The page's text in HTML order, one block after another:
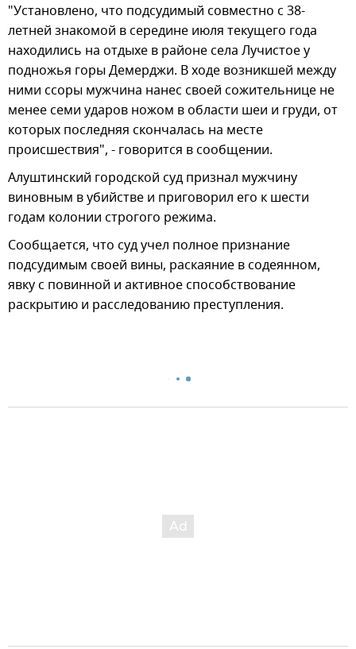
"Установлено, что подсудимый совместно с 38-
летней знакомой в середине июля текущего года
находились на отдыхе в районе села Лучистое у
подножья горы Демерджи. В ходе возникшей между
ними ссоры мужчина нанес своей сожительнице не
менее семи ударов ножом в области шеи и груди, от
которых последняя скончалась на месте
происшествия", - говорится в сообщении.
Алуштинский городской суд признал мужчину
виновным в убийстве и приговорил его к шести
годам колонии строгого режима.
Сообщается, что суд учел полное признание
подсудимым своей вины, раскаяние в содеянном,
явку с повинной и активное способствование
раскрытию и расследованию преступления.